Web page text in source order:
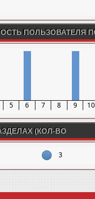
ПОЛЬЗОВАТЕЛЯ
5 6 7 8 9 10
(КОЛ-ВО
3